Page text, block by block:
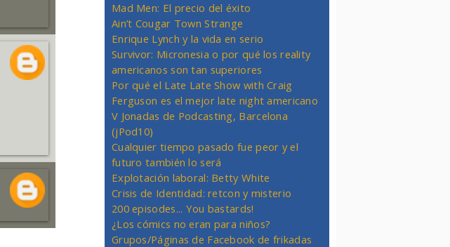
Mad Men: El precio del éxito
Ain’t Cougar Town Strange
Enrique Lynch y la vida en serio
Survivor: Micronesia o por qué los reality
americanos son tan superiores
Por qué el Late Late Show with Craig
Ferguson es el mejor late night americano
V Jonadas de Podcasting, Barcelona
(jPod10)
Cualquier tiempo pasado fue peor y el
futuro también lo será
Explotación laboral: Betty White
Crisis de Identidad: retcon y misterio
200 episodes... You bastards!
¿Los cómics no eran para niños?
Grupos/Páginas de Facebook de frikadas